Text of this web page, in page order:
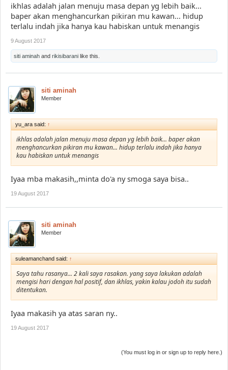
ikhlas adalah jalan menuju masa depan yg lebih baik...
baper akan menghancurkan pikiran mu kawan... hidup
terlalu indah jika hanya kau habiskan untuk menangis
9 August 2017
siti aminah and rikisibarani like this.
siti aminah
Member
yu_ara said: ↑
ikhlas adalah jalan menuju masa depan yg lebih baik... baper akan
menghancurkan pikiran mu kawan... hidup terlalu indah jika hanya
kau habiskan untuk menangis
Iyaa mba makasih,,minta do'a ny smoga saya bisa..
19 August 2017
siti aminah
Member
suleamanchand said: ↑
Saya tahu rasanya... 2 kali saya rasakan. yang saya lakukan adalah
mengisi hari dengan hal positif, dan ikhlas, yakin kalau jodoh itu sudah
ditentukan.
Iyaa makasih ya atas saran ny..
19 August 2017
(You must log in or sign up to reply here.)